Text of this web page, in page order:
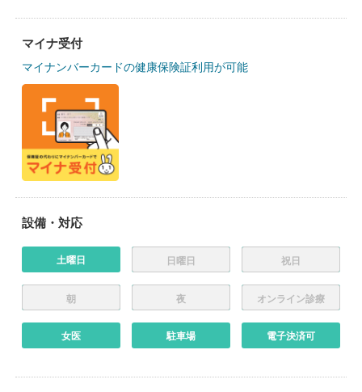
マイナ受付
マイナンバーカードの健康保険証利用が可能
設備・対応
土曜日 日曜日 祝日
朝 夜 オンライン診療
女医 駐車場 電子決済可